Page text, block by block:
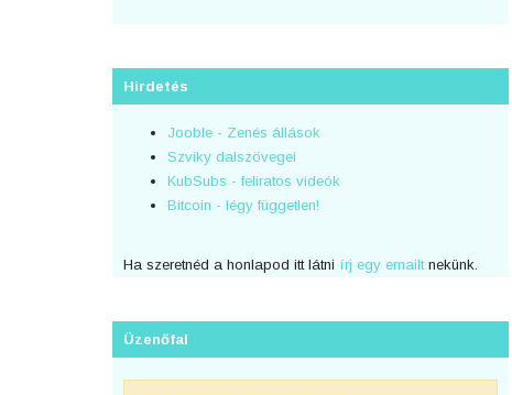
Hirdetés
Jooble - Zenés állások
Szviky dalszövegei
KubSubs - feliratos videók
Bitcoin - légy független!
Ha szeretnéd a honlapod itt látni írj egy emailtnekünk.
Üzenőfal